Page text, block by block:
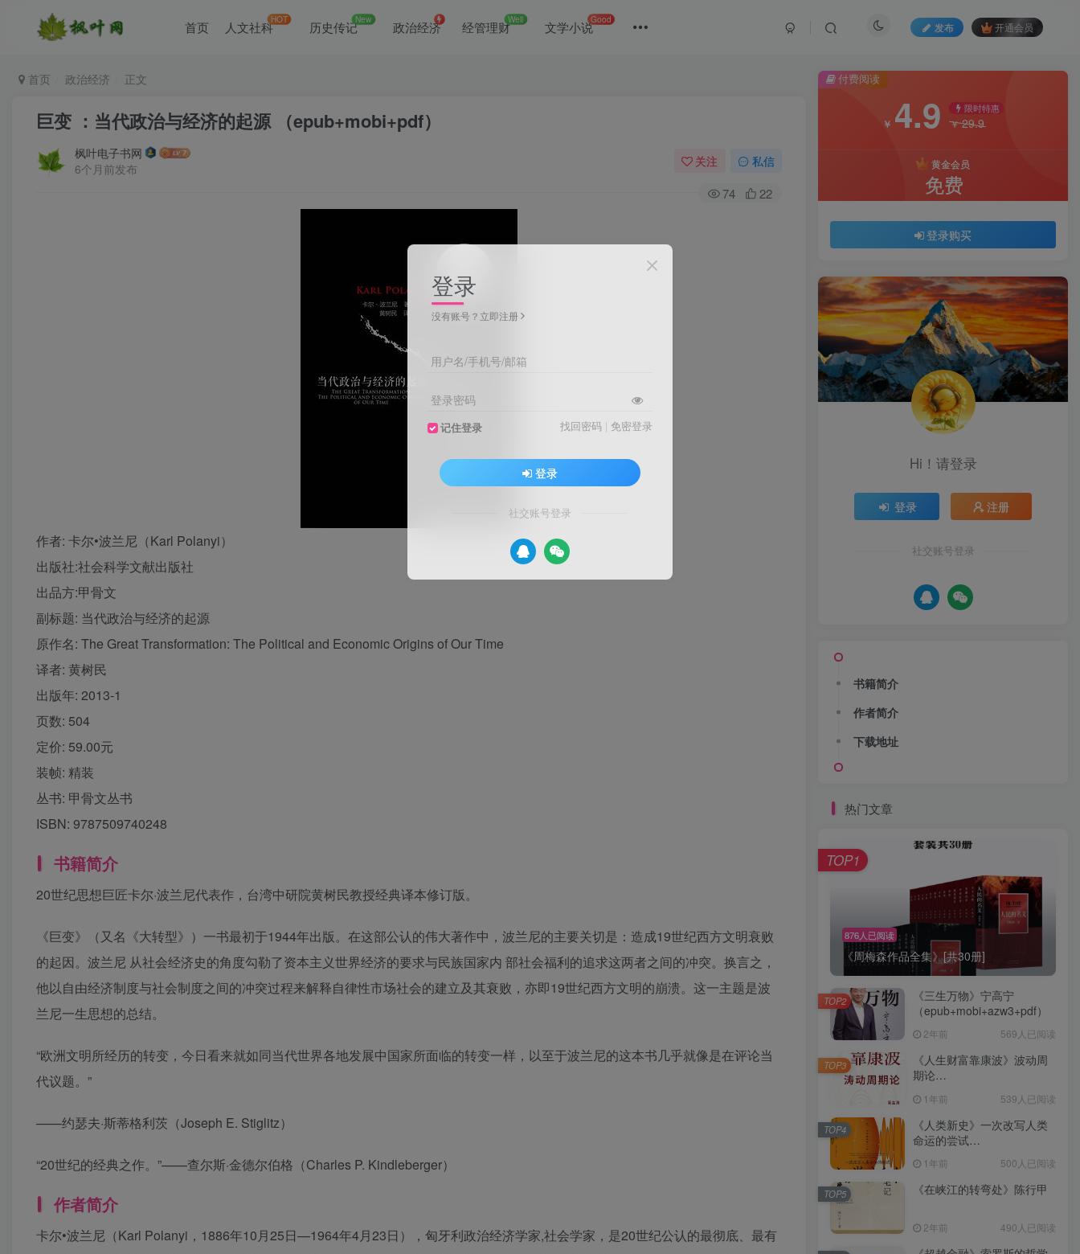
首页 人文社科HOT 历史传记New 政治经济 经管理财Well 文学小说Good
发布 开通会员
首页 政治经济 正文
巨变 ：当代政治与经济的起源 （epub+mobi+pdf）
枫叶电子书网
6个月前发布
关注 私信
74 22
作者: 卡尔•波兰尼（Karl Polanyi）
出版社:社会科学文献出版社
出品方:甲骨文
副标题: 当代政治与经济的起源
原作名: The Great Transformation: The Political and Economic Origins of Our Time
译者: 黄树民
出版年: 2013-1
页数: 504
定价: 59.00元
装帧: 精装
丛书: 甲骨文丛书
ISBN: 9787509740248
书籍简介
20世纪思想巨匠卡尔·波兰尼代表作，台湾中研院黄树民教授经典译本修订版。
《巨变》（又名《大转型》）一书最初于1944年出版。在这部公认的伟大著作中，波兰尼的主要关切是：造成19世纪西方文明衰败
的起因。波兰尼 从社会经济史的角度勾勒了资本主义世界经济的要求与民族国家内 部社会福利的追求这两者之间的冲突。换言之，
他以自由经济制度与社会制度之间的冲突过程来解释自律性市场社会的建立及其衰败，亦即19世纪西方文明的崩溃。这一主题是波
兰尼一生思想的总结。
“欧洲文明所经历的转变，今日看来就如同当代世界各地发展中国家所面临的转变一样，以至于波兰尼的这本书几乎就像是在评论当
代议题。”
——约瑟夫·斯蒂格利茨（Joseph E. Stiglitz）
“20世纪的经典之作。”——查尔斯·金德尔伯格（Charles P. Kindleberger）
作者简介
卡尔•波兰尼（Karl Polanyi，1886年10月25日—1964年4月23日），匈牙利政治经济学家,社会学家，是20世纪公认的最彻底、最有
付费阅读
￥ 4.9 限时特惠
￥29.9
黄金会员
免费
登录购买
Hi！请登录
登录 注册
社交账号登录
书籍简介
作者简介
下载地址
热门文章
876人已阅读
《周梅森作品全集》[共30册]
TOP1
《三生万物》宁高宁
（epub+mobi+azw3+pdf）
2年前 569人已阅读
TOP2
《人生财富靠康波》波动周
期论
1年前 539人已阅读
TOP3
《人类新史》一次改写人类
命运的尝试
1年前 500人已阅读
TOP4
《在峡江的转弯处》陈行甲
2年前 490人已阅读
TOP5
登录
没有账号？立即注册
用户名/手机号/邮箱
登录密码
记住登录 找回密码 | 免密登录
登录
社交账号登录